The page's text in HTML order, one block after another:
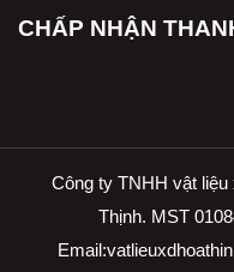
CHẤP NHẬN
Công ty TNHH vật
Thịnh. MST
Email: